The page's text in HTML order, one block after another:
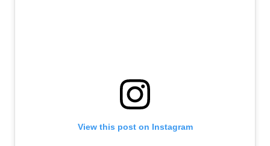
View this post on Instagram